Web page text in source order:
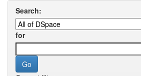
Search:
for